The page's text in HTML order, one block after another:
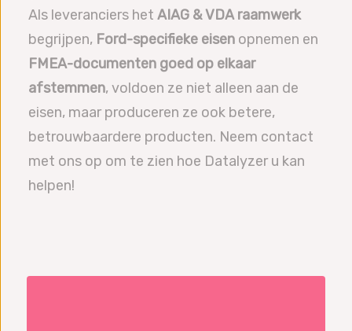
Als leveranciers het AIAG & VDA raamwerk
begrijpen, Ford-specifieke eisen opnemen en
FMEA-documenten goed op elkaar
afstemmen, voldoen ze niet alleen aan de
eisen, maar produceren ze ook betere,
betrouwbaardere producten. Neem contact
met ons op om te zien hoe Datalyzer u kan
helpen!